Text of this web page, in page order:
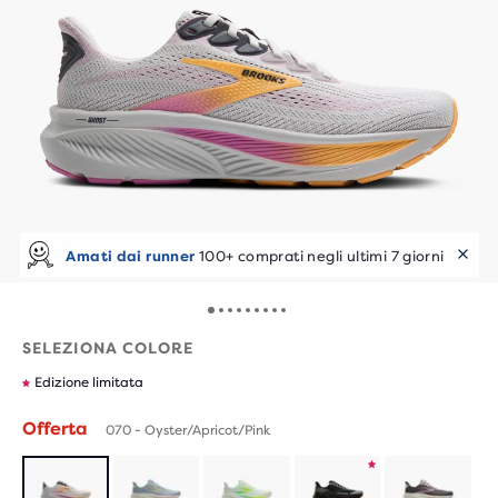
Amati dai runner 100+ comprati negli ultimi 7 giorni
SELEZIONA COLORE
Edizione limitata
Offerta 070 - Oyster/Apricot/Pink